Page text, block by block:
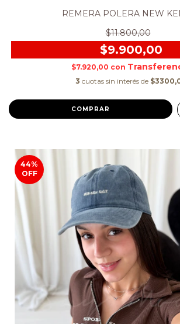
REMERA POLERA NEW
$11.800,00
$9.900,00
$7.920,00 con
3 cuotas sin interés de
COMPRAR
44%
OFF